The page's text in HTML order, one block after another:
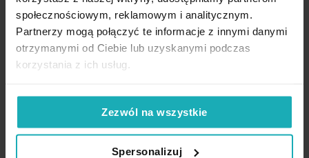
społecznościowym, reklamowym i analitycznym.
Partnerzy mogą połączyć te informacje z innymi danymi
otrzymanymi od Ciebie lub uzyskanymi podczas
korzystania z ich usług.
Zezwól na wszystkie
Spersonalizuj
Eurofirany
17,42 zł
-30%
Najniższa cena z 30 dni przed obniżką:24,90 zł
Cena regularna: 24,90 zł
Dodaj do koszyka
Promocja Nowość